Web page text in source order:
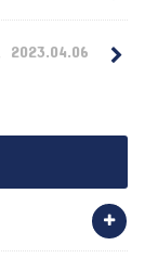
2023.04.06